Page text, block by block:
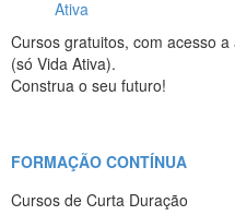
Ativa
Cursos gratuitos, com acesso
(só Vida Ativa).
Construa o seu futuro!
FORMAÇÃO CONTÍNUA
Cursos de Curta Duração